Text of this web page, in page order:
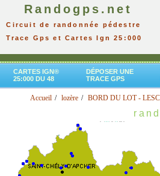
Randogps.net
Circuit de randonnée pédestre
Trace Gps et Cartes Ign 25:000
CARTES IGN®
25:000 DU 48
DÉPOSER UNE
TRACE GPS
Accueil lozère BORD DU LOT -